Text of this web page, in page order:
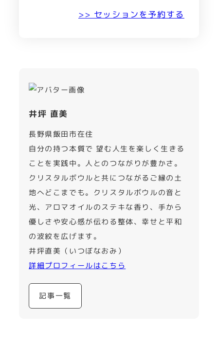
>> セッションを予約する
井坪 直美
長野県飯田市在住
自分の持つ本質で 望む人生を楽しく生きる
ことを実践中。人とのつながりが豊かさ。
クリスタルボウルと共につながるご縁の土
地へどこまでも。クリスタルボウルの音と
光、アロマオイルのステキな香り、手から
優しさや安心感が伝わる整体、幸せと平和
の波紋を広げます。
井坪直美（いつぼなおみ）
詳細プロフィールはこちら
記事一覧